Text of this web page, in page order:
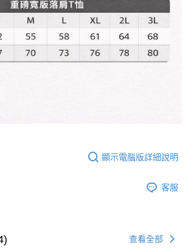
後付」時，將依據個別帳號之用戶狀況，依本公司即
額度；若仍有額度不足之情形，本公司將視審查結果
帳號或使用他人資訊註冊。若發現惡意使用之情形，
將有權停止該用戶之使用額度並採取法律行動。
顯示電腦版詳細說明
客服
查看全部